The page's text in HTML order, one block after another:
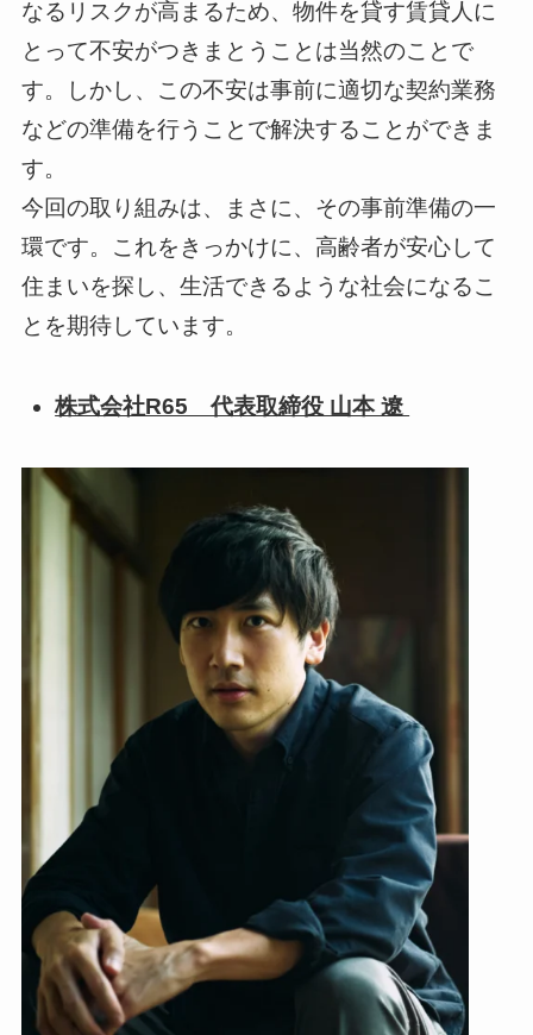
なるリスクが高まるため、物件を貸す賃貸人に
とって不安がつきまとうことは当然のことで
す。しかし、この不安は事前に適切な契約業務
などの準備を行うことで解決することができま
す。
今回の取り組みは、まさに、その事前準備の一
環です。これをきっかけに、高齢者が安心して
住まいを探し、生活できるような社会になるこ
とを期待しています。
株式会社R65 代表取締役 山本 遼